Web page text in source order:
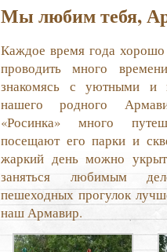
Мы любим тебя,
Каждое время года
проводить много
знакомясь с уютными и
нашего родного
«Росинка» много
посещают его парки и
жаркий день можно
заняться любимым
пешеходных прогулок
наш Армавир.